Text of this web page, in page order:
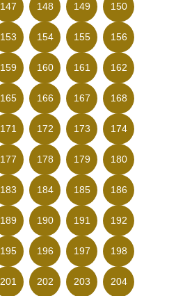
147 148 149 150
153 154 155 156
159 160 161 162
165 166 167 168
171 172 173 174
177 178 179 180
183 184 185 186
189 190 191 192
195 196 197 198
201 202 203 204